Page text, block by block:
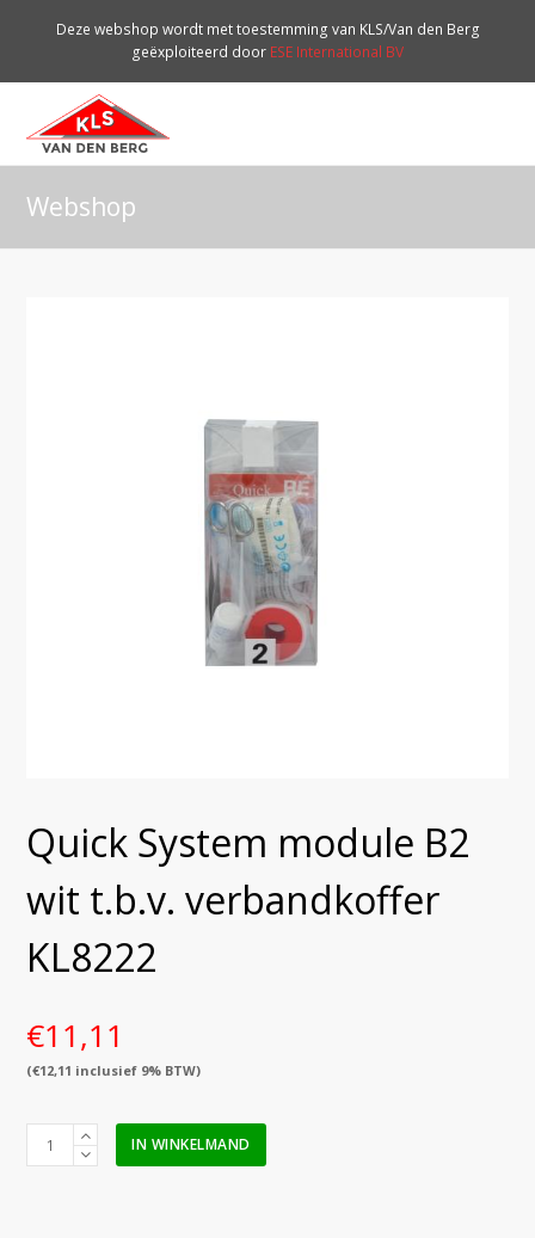
Deze webshop wordt met toestemming van KLS/Van den Berg
geëxploiteerd door ESE International BV
Webshop
Quick System module B2
wit t.b.v. verbandkoffer
KL8222
€11,11
(€12,11 inclusief 9% BTW)
IN WINKELMAND